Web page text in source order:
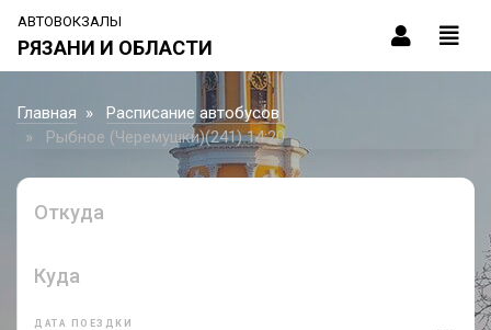
АВТОВОКЗАЛЫ
РЯЗАНИ И ОБЛАСТИ
Главная
Расписание автобусов
Рыбное (Черемушки)(241) 14:20
Откуда
Куда
ДАТА ПОЕЗДКИ